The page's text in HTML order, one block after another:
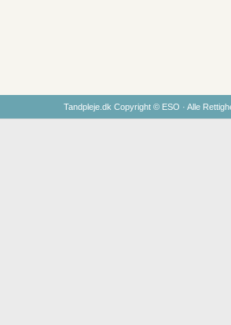
Tandpleje.dk Copyright © ESO · Alle